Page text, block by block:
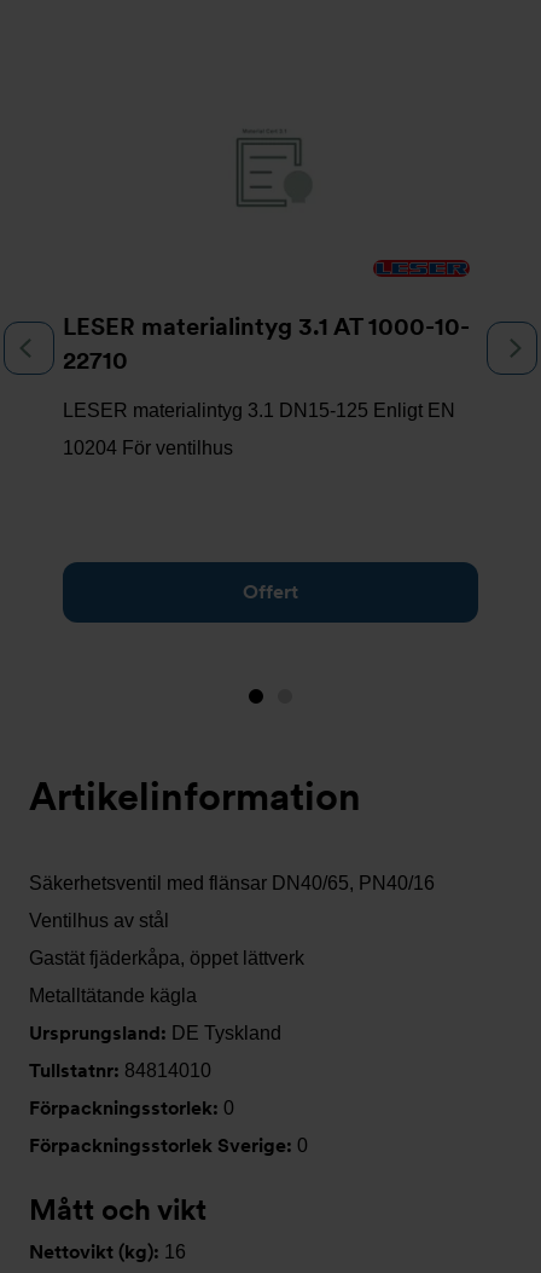
LESER materialintyg 3.1 AT 1000-10-
22710
LESER materialintyg 3.1 DN15-125 Enligt EN
10204 För ventilhus
Offert
Bild
nu)
Artikelinformation
Säkerhetsventil med flänsar DN40/65, PN40/16
Ventilhus av stål
Gastät fjäderkåpa, öppet lättverk
Metalltätande kägla
Ursprungsland: DE Tyskland
Tullstatnr: 84814010
Förpackningsstorlek: 0
Förpackningsstorlek Sverige: 0
Mått och vikt
Nettovikt (kg): 16